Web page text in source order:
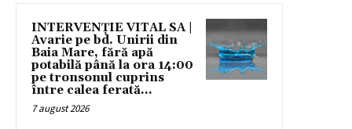
INTERVENȚIE VITAL SA |
Avarie pe bd. Unirii din
Baia Mare, fără apă
potabilă până la ora 14:00
pe tronsonul cuprins
între calea ferată...
7 august 2026